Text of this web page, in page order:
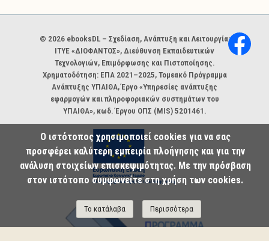
Χορηγοί και φορείς
© 2026 ebooksDL – Σχεδίαση, Ανάπτυξη και Λειτουργία:
ΙΤΥΕ «ΔΙΟΦΑΝΤΟΣ», Διεύθυνση Εκπαιδευτικών
Τεχνολογιών, Επιμόρφωσης και Πιστοποίησης.
Χρηματοδότηση: ΕΠΑ 2021–2025, Τομεακό Πρόγραμμα
Ανάπτυξης ΥΠΑΙΘΑ, Έργο «Υπηρεσίες ανάπτυξης
εφαρμογών και πληροφοριακών συστημάτων του
ΥΠΑΙΘΑ», κωδ. Έργου ΟΠΣ (MIS) 5201461.
Ο ιστότοπος χρησιμοποιεί cookies για να σας
προσφέρει καλύτερη εμπειρία πλοήγησης και για την
ανάλυση στοιχείων επισκεψιμότητας. Με την πρόσβαση
στον ιστότοπο συμφωνείτε στη χρήση των cookies.
Το κατάλαβα Περισσότερα